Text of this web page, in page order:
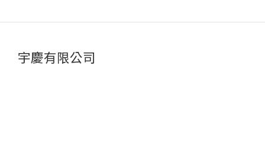
宇慶有限公司